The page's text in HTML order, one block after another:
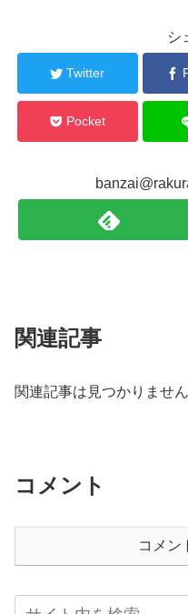
シ
Twitter
Pocket
関連記事
関連記事は見つかりません
コメント
コメン